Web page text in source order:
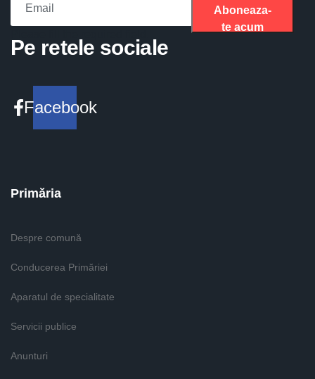
Aboneaza-
te acum
Pe retele sociale
Facebook
Primăria
Despre comună
Conducerea Primăriei
Aparatul de specialitate
Servicii publice
Anunturi